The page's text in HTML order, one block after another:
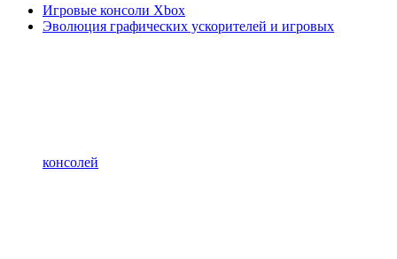
Игровые консоли Xbox
Эволюция графических ускорителей и игровых
консолей